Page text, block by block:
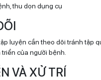
thu dọn dụng cụ
luyện cần theo dõi tránh tập
của người bệnh.
VÀ XỬ TRÍ